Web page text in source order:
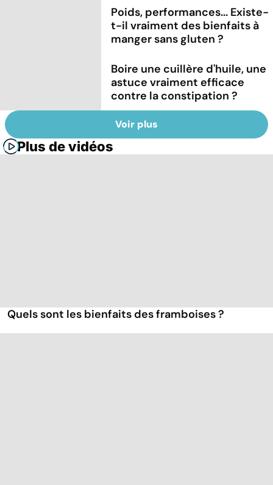
Poids, performances... Existe-
t-il vraiment des bienfaits à
manger sans gluten ?
Boire une cuillère d'huile, une
astuce vraiment efficace
contre la constipation ?
Voir plus
Plus de vidéos
Quels sont les bienfaits des framboises ?